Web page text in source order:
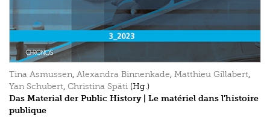
Tina Asmussen, Alexandra Binnenkade, Matthieu Gillabert,
Yan Schubert, Christina Späti (Hg.)
Das Material der Public History | Le matériel dans l'histoire
publique